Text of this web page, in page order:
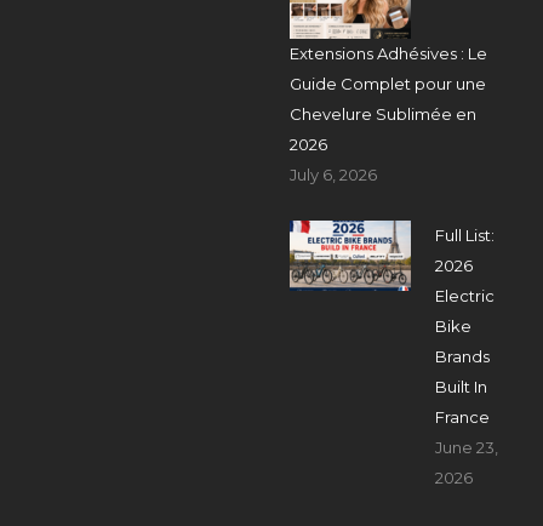
Extensions Adhésives : Le
Guide Complet pour une
Chevelure Sublimée en
2026
July 6, 2026
Full List:
2026
Electric
Bike
Brands
Built In
France
June 23,
2026